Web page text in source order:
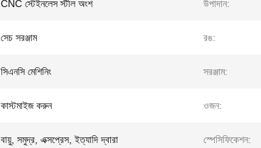
CNC স্টেইনলেস স্টীল অংশ উপাদান:
সেচ সরঞ্জাম রঙ:
সিএনসি মেশিনিং সরঞ্জাম:
কাস্টমাইজ করুন ওজন:
বায়ু, সমুদ্র, এক্সপ্রেস, ইত্যাদি দ্বারা স্পেসিফিকেশন: